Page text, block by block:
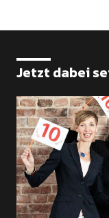
Jetzt dabei